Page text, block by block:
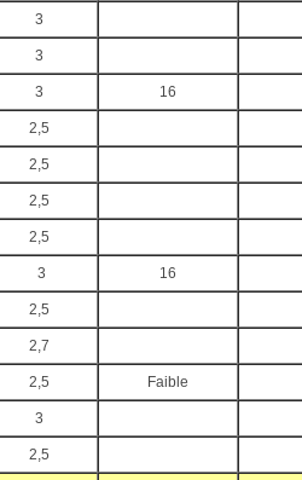
3
3
3 16
2,5
2,5
2,5
2,5
3 16
2,5
2,7
2,5 Faible
3
2,5